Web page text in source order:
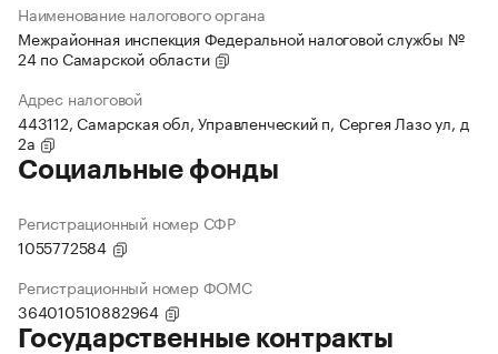
Наименование налогового органа
Межрайонная инспекция Федеральной налоговой службы №
24 по Самарской области
Адрес налоговой
443112, Самарская обл, Управленческий п, Сергея Лазо ул, д
2а
Социальные фонды
Регистрационный номер СФР
1055772584
Регистрационный номер ФОМС
364010510882964
Государственные контракты